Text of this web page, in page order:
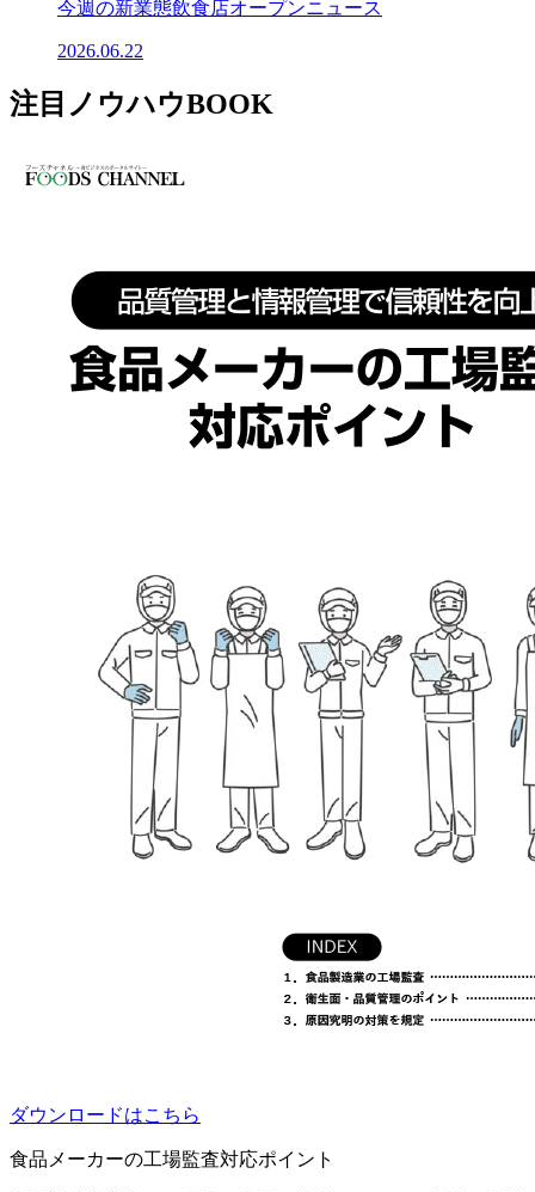
今週の新業態飲食店オープンニュース
2026.06.22
注目ノウハウBOOK
ダウンロードはこちら
食品メーカーの工場監査対応ポイント